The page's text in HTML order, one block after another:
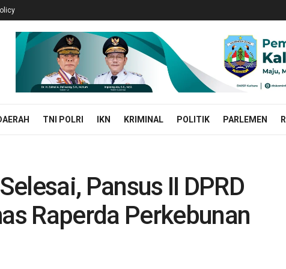
TNI POLRI IKN KRIMINAL POLITIK PARLEMEN
Pansus II DPRD
Raperda Perkebunan